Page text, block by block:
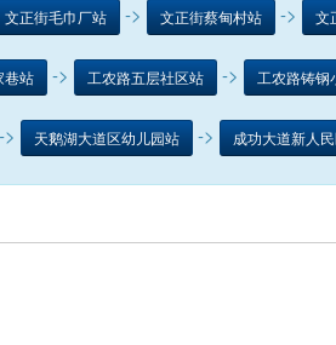
文正街毛巾厂站 -> 文正街蔡甸村站 -> 文
巷站 -> 工农路五层社区站 -> 工农路铸钢
-> 天鹅湖大道区幼儿园站 -> 成功大道新人